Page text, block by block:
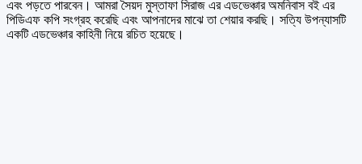
এবং পড়তে পারবেন। আমরা সৈয়দ মুস্তাফা সিরাজ এর এডভেঞ্চার অমনিবাস বই এর
পিডিএফ কপি সংগ্রহ করেছি এবং আপনাদের মাঝে তা শেয়ার করছি। সত্যি উপন্যাসটি
একটি এডভেঞ্চার কাহিনী নিয়ে রচিত হয়েছে।